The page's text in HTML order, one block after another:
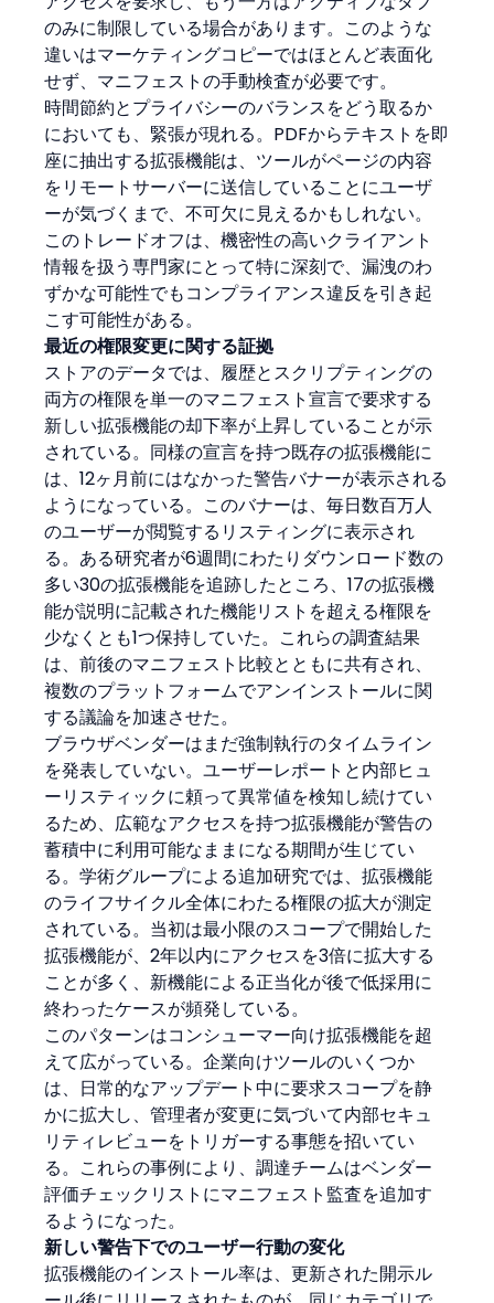
のみに制限している場合があります。このような
違いはマーケティングコピーではほとんど表面化
せず、マニフェストの手動検査が必要です。
時間節約とプライバシーのバランスをどう取るか
においても、緊張が現れる。PDFからテキストを即
座に抽出する拡張機能は、ツールがページの内容
をリモートサーバーに送信していることにユーザ
ーが気づくまで、不可欠に見えるかもしれない。
このトレードオフは、機密性の高いクライアント
情報を扱う専門家にとって特に深刻で、漏洩のわ
ずかな可能性でもコンプライアンス違反を引き起
こす可能性がある。
最近の権限変更に関する証拠
ストアのデータでは、履歴とスクリプティングの
両方の権限を単一のマニフェスト宣言で要求する
新しい拡張機能の却下率が上昇していることが示
されている。同様の宣言を持つ既存の拡張機能に
は、12ヶ月前にはなかった警告バナーが表示される
ようになっている。このバナーは、毎日数百万人
のユーザーが閲覧するリスティングに表示され
る。ある研究者が6週間にわたりダウンロード数の
多い30の拡張機能を追跡したところ、17の拡張機
能が説明に記載された機能リストを超える権限を
少なくとも1つ保持していた。これらの調査結果
は、前後のマニフェスト比較とともに共有され、
複数のプラットフォームでアンインストールに関
する議論を加速させた。
ブラウザベンダーはまだ強制執行のタイムライン
を発表していない。ユーザーレポートと内部ヒュ
ーリスティックに頼って異常値を検知し続けてい
るため、広範なアクセスを持つ拡張機能が警告の
蓄積中に利用可能なままになる期間が生じてい
る。学術グループによる追加研究では、拡張機能
のライフサイクル全体にわたる権限の拡大が測定
されている。当初は最小限のスコープで開始した
拡張機能が、2年以内にアクセスを3倍に拡大する
ことが多く、新機能による正当化が後で低採用に
終わったケースが頻発している。
このパターンはコンシューマー向け拡張機能を超
えて広がっている。企業向けツールのいくつか
は、日常的なアップデート中に要求スコープを静
かに拡大し、管理者が変更に気づいて内部セキュ
リティレビューをトリガーする事態を招いてい
る。これらの事例により、調達チームはベンダー
評価チェックリストにマニフェスト監査を追加す
るようになった。
新しい警告下でのユーザー行動の変化
拡張機能のインストール率は、更新された開示ル